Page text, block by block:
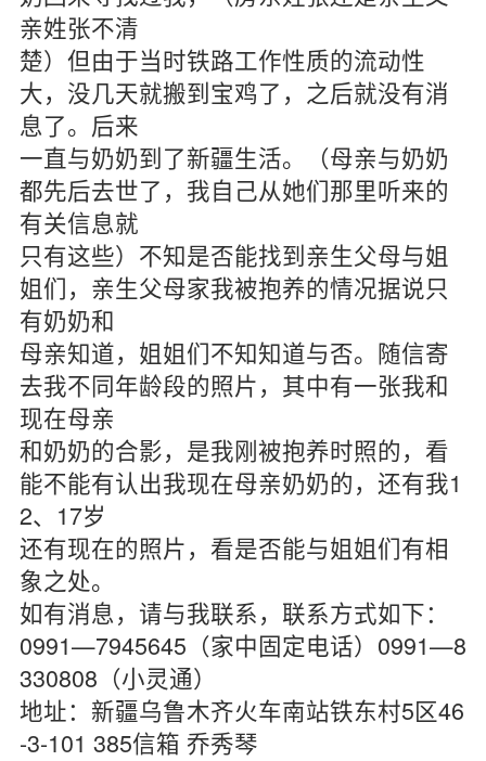
亲姓张不清
楚）但由于当时铁路工作性质的流动性
大，没几天就搬到宝鸡了，之后就没有消
息了。后来
一直与奶奶到了新疆生活。（母亲与奶奶
都先后去世了，我自己从她们那里听来的
有关信息就
只有这些）不知是否能找到亲生父母与姐
姐们，亲生父母家我被抱养的情况据说只
有奶奶和
母亲知道，姐姐们不知知道与否。随信寄
去我不同年龄段的照片，其中有一张我和
现在母亲
和奶奶的合影，是我刚被抱养时照的，看
能不能有认出我现在母亲奶奶的，还有我1
2、17岁
还有现在的照片，看是否能与姐姐们有相
象之处。
如有消息，请与我联系，联系方式如下：
0991—7945645（家中固定电话）0991—8
330808（小灵通）
地址：新疆乌鲁木齐火车南站铁东村5区46
-3-101 385信箱 乔秀琴